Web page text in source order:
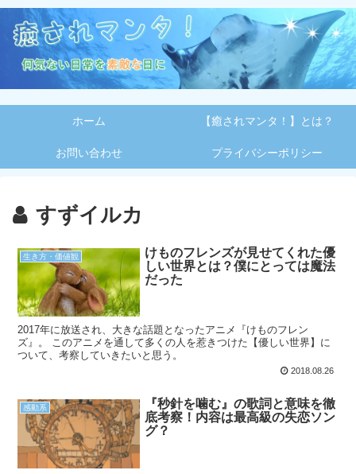
ホーム 【癒されマンタ！】とは？
お問い合わせ プライバシーポリシー
すずイルカ
生き方・価値観
けものフレンズが見せてくれた優
しい世界とは？僕にとっては魔法
だった
2017年に放送され、大きな話題となったアニメ『けものフレン
ズ』。 このアニメを通して多くの人を惹きつけた【優しい世界】に
ついて、考察していきたいと思う。
2018.08.26
感動系
『秒針を噛む』の歌詞と意味を徹
底考察！内容は最高級の失恋ソン
グ？